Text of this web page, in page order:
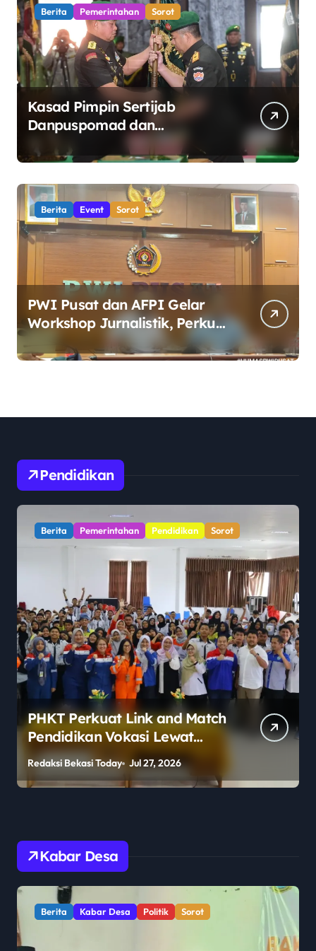
Berita Pemerintahan Sorot
Kasad Pimpin Sertijab
Danpuspomad dan
Penguatan Organisasi TNI AD
yang Adaptif dan Profesional
Berita Event Sorot
PWI Pusat dan AFPI Gelar
Workshop Jurnalistik, Perkuat
Literasi Keuangan Digital bagi
Insan Pers
Pendidikan
Berita Pendidikan Sorot
Polemik Legalitas Sekolah
Berlabel Asing Mencuat,
Publik Pertanyakan
Pengawasan Pemerintah
Redaksi Bekasi Today Jul 27, 2026
Kabar Desa
Berita Kabar Desa Politik Sorot